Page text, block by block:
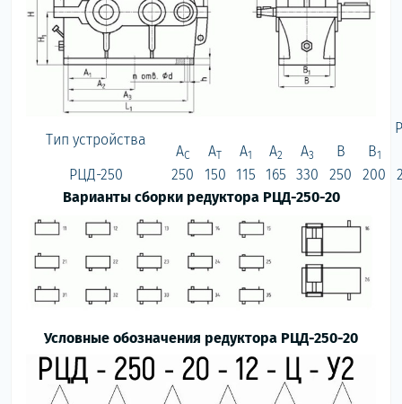
Тип устройства
АC АT А1 А2 А3 B В1
РЦД-250
250 150 115 165 330 250 200
Варианты сборки редуктора РЦД-250-20
Условные обозначения редуктора РЦД-250-20